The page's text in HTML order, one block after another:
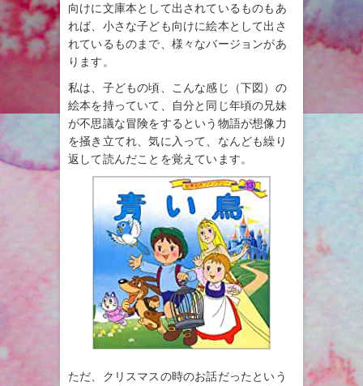
向けに文庫本として出されているものもあ
れば、小さな子ども向けに絵本として出さ
れているものまで、様々なバージョンがあ
ります。
私は、子どもの頃、こんな感じ（下図）の
絵本を持っていて、自分と同じ年頃の兄妹
が不思議な冒険をするという物語が想像力
を掻き立てれ、気に入って、なんども繰り
返して読んだことを覚えています。
ただ、クリスマスの時のお話だったという